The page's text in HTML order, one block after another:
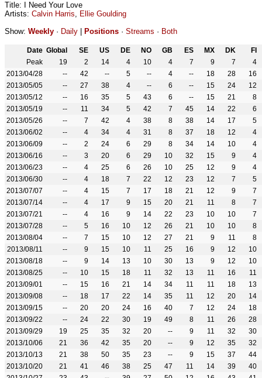
Title: I Need Your Love
Artists: Calvin Harris, Ellie Goulding
Show: Weekly · Daily Positions · Streams · Both
Date Global SE US DE NO GB ES MX DK
FI
Peak
19 2 14 4 10 4 7 9 7
4
2013/04/28
-- 42 -- 5 -- 4 -- 18 28
16
2013/05/05
-- 27 38 4 -- 6 -- 15 24
12
2013/05/12
-- 16 35 5 43 6 -- 15 21
8
2013/05/19
-- 11 34 5 42 7 45 14 22
6
2013/05/26
-- 7 42 4 38 8 38 14 17
5
2013/06/02
-- 4 34 4 31 8 37 18 12
4
2013/06/09
-- 2 24 6 29 8 34 14 10
4
2013/06/16
-- 3 20 6 29 10 32 15 9
4
2013/06/23
-- 4 25 6 26 10 25 12 9
4
2013/06/30
-- 4 18 7 22 12 23 12 7
5
2013/07/07
-- 4 15 7 17 18 21 12 9
7
2013/07/14
-- 4 17 9 15 20 21 11 8
7
2013/07/21
-- 4 16 9 14 22 23 10 10
7
2013/07/28
-- 5 16 10 12 26 21 10 10
8
2013/08/04
-- 7 15 10 12 27 21 9 11
8
2013/08/11
-- 9 15 10 11 25 16 9 12
10
2013/08/18
-- 9 14 13 10 30 13 9 12
10
2013/08/25
-- 10 15 18 11 32 13 11 16
11
2013/09/01
-- 15 16 21 14 34 11 11 18
13
2013/09/08
-- 18 17 22 14 35 11 12 20
14
2013/09/15
-- 20 20 24 16 40 7 12 24
18
2013/09/22
-- 24 22 30 19 49 8 11 26
28
2013/09/29
19 25 35 32 20 -- 9 11 32
30
2013/10/06
21 36 42 35 20 -- 9 12 35
32
2013/10/13
21 38 50 35 23 -- 9 15 37
44
2013/10/20
21 41 46 38 25 47 11 14 39
40